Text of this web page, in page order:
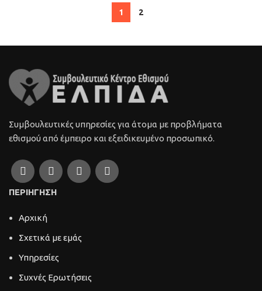
1 2
Συμβουλευτικές υπηρεσίες για άτομα με προβλήματα
εθισμού από έμπειρο και εξειδικευμένο προσωπικό.
ΠΕΡΙΗΓΗΣΗ
Αρχική
Σχετικά με εμάς
Υπηρεσίες
Συχνές Ερωτήσεις